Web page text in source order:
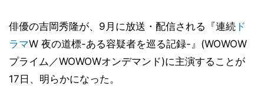
俳優の吉岡秀隆が、9月に放送・配信される『連続 ド
ラマW 夜の道標-ある容疑者を巡る記録-』(WOWOW
プライム／WOWOWオンデマンド)に主演することが
17日、明らかになった。